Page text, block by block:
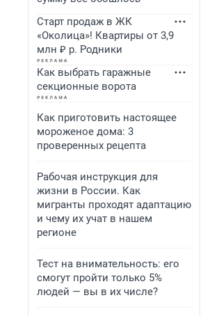
Старт продаж в ЖК
«Околица»! Квартиры от 3,9
млн ₽ р. Родники
Как выбрать гаражные
секционные ворота
Как приготовить настоящее
мороженое дома: 3
проверенных рецепта
Рабочая инструкция для
жизни в России. Как
мигранты проходят адаптацию
и чему их учат в нашем
регионе
Тест на внимательность: его
смогут пройти только 5%
людей — вы в их числе?